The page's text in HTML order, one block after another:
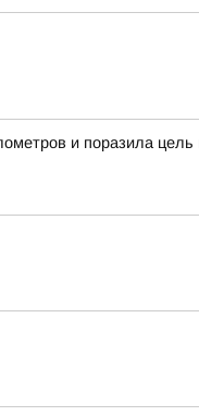
и поразила